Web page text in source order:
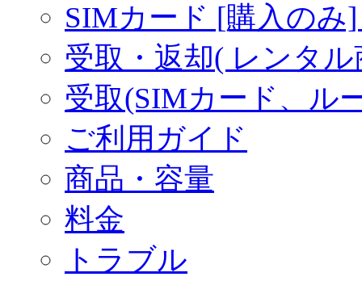
SIMカード [購入のみ
受取・返却( レンタ
受取(SIMカード、ル
ご利用ガイド
商品・容量
料金
トラブル